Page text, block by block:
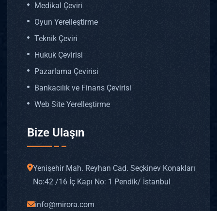
Medikal Çeviri
Oyun Yerelleştirme
Teknik Çeviri
Hukuk Çevirisi
Pazarlama Çevirisi
Bankacılık ve Finans Çevirisi
Web Site Yerelleştirme
Bize Ulaşın
Yenişehir Mah. Reyhan Cad. Seçkinev Konakları
No: 42 /16 İç Kapı No: 1 Pendik/ İstanbul
info@mirora.com